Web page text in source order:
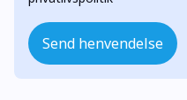
Send henvendelse